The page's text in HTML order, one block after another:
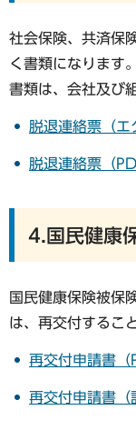
社会保険、共済保
く書類になります。
書類は、会社及び
脱退連絡票（エ
脱退連絡票（
4.国民健康
国民健康保険被保
は、再交付するこ
再交付申請書（
再交付申請書（